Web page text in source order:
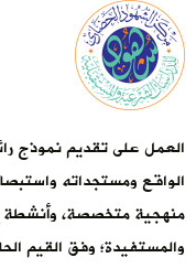
العمل على تقديم نموذج
الواقع ومستجداته
منهجية متخصصة، وأنشطة
والمستفيدة؛ وفق القيم